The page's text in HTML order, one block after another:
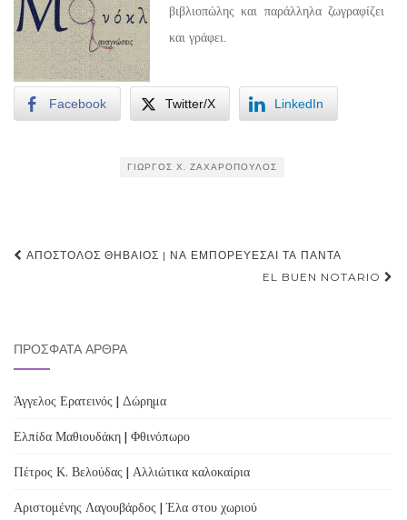
βιβλιοπώλης και παράλληλα ζωγραφίζει
και γράφει.
Facebook Twitter/X LinkedIn
ΓΙΏΡΓΟΣ Χ. ΖΑΧΑΡΌΠΟΥΛΟΣ
Post
ΑΠΌΣΤΟΛΟΣ ΘΗΒΑΊΟΣ | ΝΑ ΕΜΠΟΡΕΎΕΣΑΙ ΤΑ ΠΆΝΤΑ
EL BUEN NOTARIO
ΠΡΌΣΦΑΤΑ ΆΡΘΡΑ
Άγγελος Ερατεινός | Δώρημα
Ελπίδα Μαθιουδάκη | Φθινόπωρο
Πέτρος Κ. Βελούδας | Αλλιώτικα καλοκαίρια
Αριστομένης Λαγουβάρδος | Έλα στου χωριού